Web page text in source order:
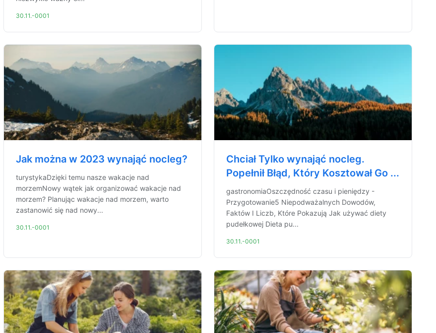
30.11.-0001
Jak można w 2023 wynająć nocleg?
turystykaDzięki temu nasze wakacje nad
morzemNowy wątek jak organizować wakacje nad
morzem? Planując wakacje nad morzem, warto
zastanowić się nad nowy...
30.11.-0001
Chciał Tylko wynająć nocleg.
Popełnił Błąd, Który Kosztował Go ...
gastronomiaOszczędność czasu i pieniędzy -
Przygotowanie5 Niepodważalnych Dowodów,
Faktów I Liczb, Które Pokazują Jak używać diety
pudełkowej Dieta pu...
30.11.-0001